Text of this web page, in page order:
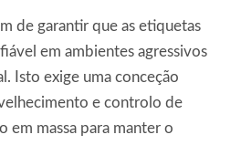
de garantir que as etiquetas
em ambientes agressivos
Isto exige uma conceção
e controlo de
em massa para manter o